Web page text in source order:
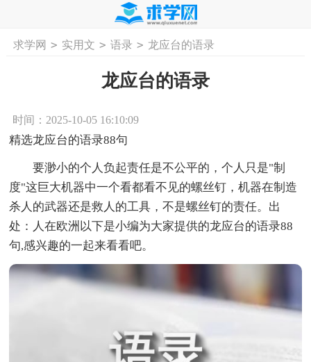
首页 工作计划 活动计划
求学网 > 实用文 > 语录 > 龙应台的语录
龙应台的语录
时间：2025-10-05 16:10:09
精选龙应台的语录88句
要渺小的个人负起责任是不公平的，个人只是"制
度"这巨大机器中一个看都看不见的螺丝钉，机器在制造
杀人的武器还是救人的工具，不是螺丝钉的责任。出
处：人在欧洲以下是小编为大家提供的龙应台的语录88
句,感兴趣的一起来看看吧。